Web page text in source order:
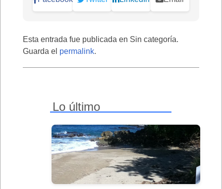
Esta entrada fue publicada en Sin categoría.
Guarda el permalink.
Lo último